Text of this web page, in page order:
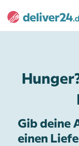
Gib deine
einen